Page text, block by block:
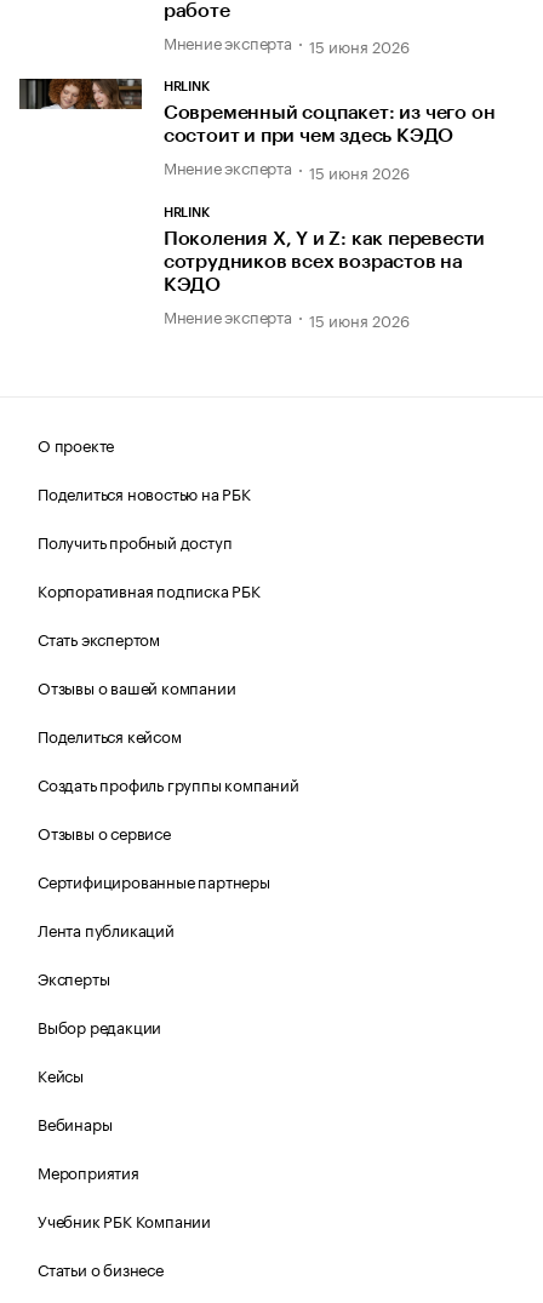
работе
Мнение эксперта 15 июня 2026
HRLINK
Современный соцпакет: из чего он
состоит и при чем здесь КЭДО
Мнение эксперта 15 июня 2026
HRLINK
Поколения X, Y и Z: как перевести
сотрудников всех возрастов на
КЭДО
Мнение эксперта 15 июня 2026
О проекте
Поделиться новостью на РБК
Получить пробный доступ
Корпоративная подписка РБК
Стать экспертом
Отзывы о вашей компании
Поделиться кейсом
Создать профиль группы компаний
Отзывы о сервисе
Сертифицированные партнеры
Лента публикаций
Эксперты
Выбор редакции
Кейсы
Вебинары
Мероприятия
Учебник РБК Компании
Статьи о бизнесе